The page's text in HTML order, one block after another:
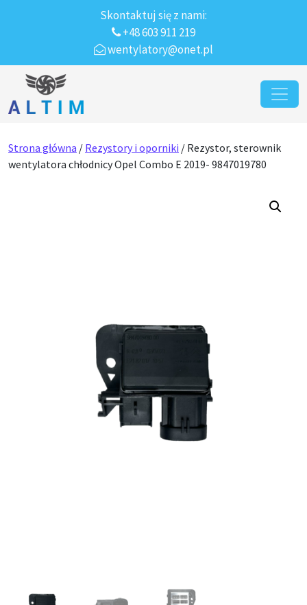
Skontaktuj się z nami:
+48 603 911 219
wentylatory@onet.pl
Przejdź do treści
Main Navigation
Strona główna / Rezystory i oporniki / Rezystor, sterownik
wentylatora chłodnicy Opel Combo E 2019- 9847019780